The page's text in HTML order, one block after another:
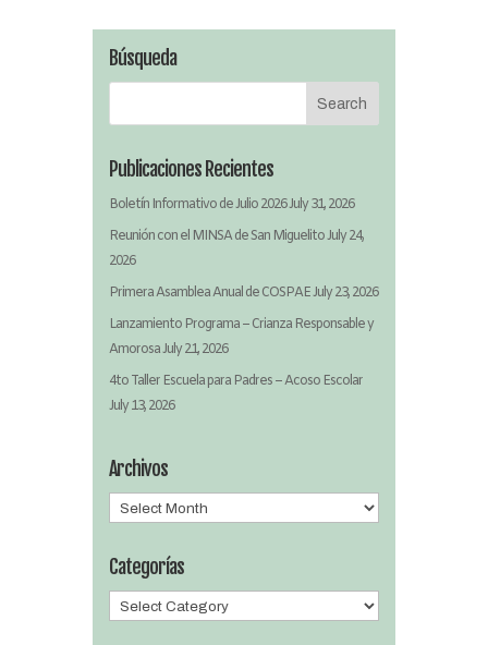
Búsqueda
Publicaciones Recientes
Boletín Informativo de Julio 2026July 31, 2026
Reunión con el MINSA de San MiguelitoJuly 24,
2026
Primera Asamblea Anual de COSPAEJuly 23, 2026
Lanzamiento Programa – Crianza Responsable y
AmorosaJuly 21, 2026
4to Taller Escuela para Padres – Acoso Escolar
July 13, 2026
Archivos
Archivos
Categorías
Categorías